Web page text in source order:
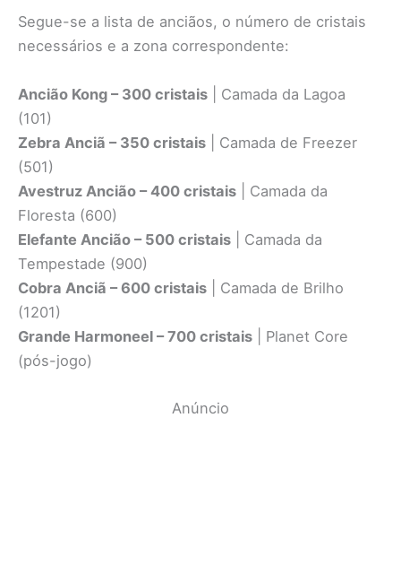
Segue-se a lista de anciãos, o número de cristais
necessários e a zona correspondente:
Ancião Kong – 300 cristais | Camada da Lagoa
(101)
Zebra Anciã – 350 cristais | Camada de Freezer
(501)
Avestruz Ancião – 400 cristais | Camada da
Floresta (600)
Elefante Ancião – 500 cristais | Camada da
Tempestade (900)
Cobra Anciã – 600 cristais | Camada de Brilho
(1201)
Grande Harmoneel – 700 cristais | Planet Core
(pós-jogo)
Anúncio